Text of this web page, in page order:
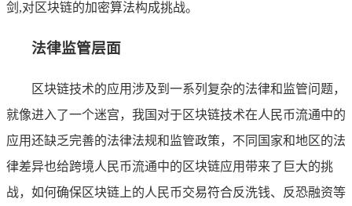
剑,对区块链的加密算法构成挑战。
法律监管层面
区块链技术的应用涉及到一系列复杂的法律和监管问题，
就像进入了一个迷宫，我国对于区块链技术在人民币流通中的
应用还缺乏完善的法律法规和监管政策，不同国家和地区的法
律差异也给跨境人民币流通中的区块链应用带来了巨大的挑
战，如何确保区块链上的人民币交易符合反洗钱、反恐融资等